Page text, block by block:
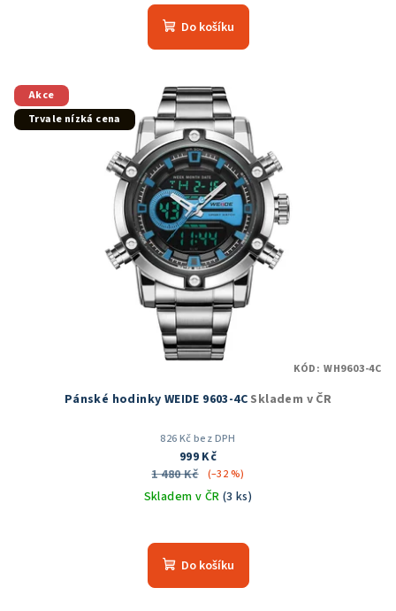
hodnocení
produktu
5
hvězdiček.
Do košíku
Akce
Trvale nízká cena
Pánské hodinky WEIDE 9603-4C Skladem v ČR
826 Kč bez DPH
999 Kč
1 480 Kč
(–32 %)
Skladem v ČR (3 ks)
hodnocení
produktu
Do košíku
KÓD: WH9603-4C